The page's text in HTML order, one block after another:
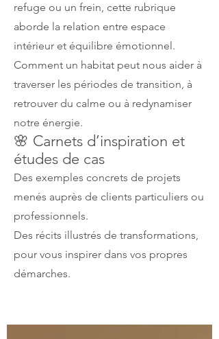
refuge ou un frein, cette rubrique
aborde la relation entre espace
intérieur et équilibre émotionnel.
Comment un habitat peut nous aider à
traverser les périodes de transition, à
retrouver du calme ou à redynamiser
notre énergie.
🌸 Carnets d’inspiration et
études de cas
Des exemples concrets de projets
menés auprès de clients particuliers ou
professionnels.
Des récits illustrés de transformations,
pour vous inspirer dans vos propres
démarches.